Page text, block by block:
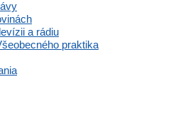
a rádiu
praktika
1307, Topolčany
sme platci DPH